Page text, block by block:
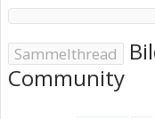
Sammelthread
Community